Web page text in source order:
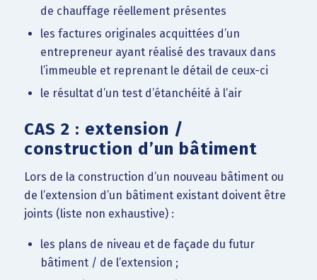
de chauffage réellement présentes
les factures originales acquittées d’un
entrepreneur ayant réalisé des travaux dans
l’immeuble et reprenant le détail de ceux-ci
le résultat d’un test d’étanchéité à l’air
CAS 2 : extension /
construction d’un bâtiment
Lors de la construction d’un nouveau bâtiment ou
de l’extension d’un bâtiment existant doivent être
joints (liste non exhaustive) :
les plans de niveau et de façade du futur
bâtiment / de l’extension ;